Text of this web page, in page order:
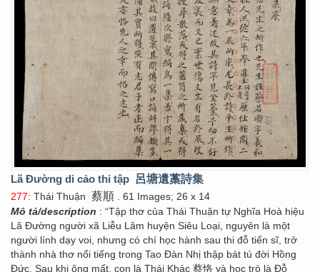
Lã Đường di cảo thi tập 呂塘遺藁詩集
277: Thái Thuận 蔡順 . 61 Images; 26 x 14
Mô tả/description : “Tập thơ của Thái Thuận tự Nghĩa Hoà hiệu
Lã Đường người xã Liễu Lâm huyện Siêu Loại, nguyên là một
người lính dạy voi, nhưng có chí học hành sau thi đỗ tiến sĩ, trở
thành nhà thơ nổi tiếng trong Tao Đàn Nhị thập bát tú đời Hồng
Đức. Sau khi ông mất, con là Thái Khác 蔡恪 và học trò là Đỗ